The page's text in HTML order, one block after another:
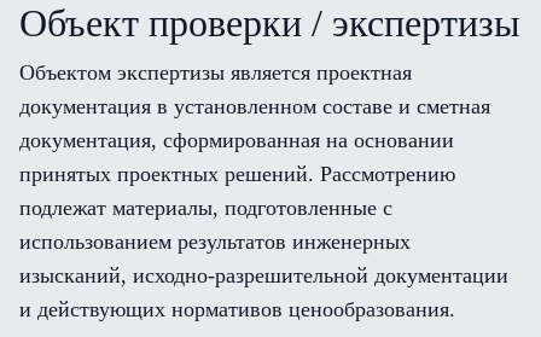
Объект проверки / экспертизы
Объектом экспертизы является проектная
документация в установленном составе и сметная
документация, сформированная на основании
принятых проектных решений. Рассмотрению
подлежат материалы, подготовленные с
использованием результатов инженерных
изысканий, исходно-разрешительной документации
и действующих нормативов ценообразования.